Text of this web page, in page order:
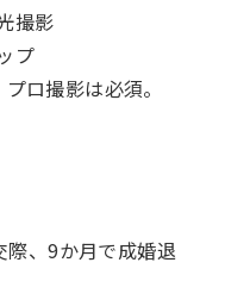
撮影
プ
ロ撮影は必須。
際、9か月で成婚退